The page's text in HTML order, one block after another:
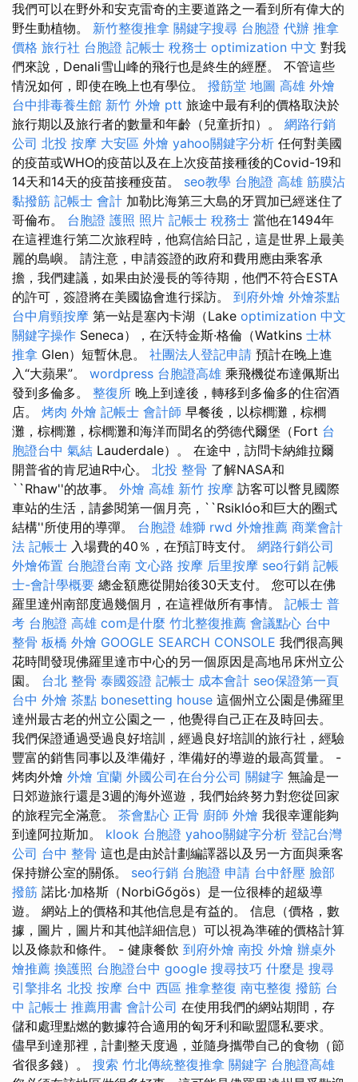
我們可以在野外和安克雷奇的主要道路之一看到所有偉大的
野生動植物。 新竹整復推拿 關鍵字搜尋 台胞證 代辦 推拿
價格 旅行社 台胞證 記帳士 稅務士 optimization 中文 對我
們來說，Denali雪山峰的飛行也是終生的經歷。 不管這些
情況如何，即使在晚上也有學位。 撥筋堂 地圖 高雄 外燴
台中排毒養生館 新竹 外燴 ptt 旅途中最有利的價格取決於
旅行期以及旅行者的數量和年齡（兒童折扣）。 網路行銷
公司 北投 按摩 大安區 外燴 yahoo關鍵字分析 任何對美國
的疫苗或WHO的疫苗以及在上次疫苗接種後的Covid-19和
14天和14天的疫苗接種疫苗。 seo教學 台胞證 高雄 筋膜沾
黏撥筋 記帳士 會計 加勒比海第三大島的牙買加已經迷住了
哥倫布。 台胞證 護照 照片 記帳士 稅務士 當他在1494年
在這裡進行第二次旅程時，他寫信給日記，這是世界上最美
麗的島嶼。 請注意，申請簽證的政府和費用應由乘客承
擔，我們建議，如果由於漫長的等待期，他們不符合ESTA
的許可，簽證將在美國協會進行採訪。 到府外燴 外燴茶點
台中肩頸按摩 第一站是塞內卡湖（Lake optimization 中文
關鍵字操作 Seneca），在沃特金斯·格倫（Watkins 士林
推拿 Glen）短暫休息。 社團法人登記申請 預計在晚上進
入“大蘋果”。 wordpress 台胞證高雄 乘飛機從布達佩斯出
發到多倫多。 整復所 晚上到達後，轉移到多倫多的住宿酒
店。 烤肉 外燴 記帳士 會計師 早餐後，以棕櫚灘，棕櫚
灘，棕櫚灘，棕櫚灘和海洋而聞名的勞德代爾堡（Fort 台
胞證台中 氣結 Lauderdale）。 在途中，訪問卡納維拉爾
開普省的肯尼迪R中心。 北投 整骨 了解NASA和
``Rhaw''的故事。 外燴 高雄 新竹 按摩 訪客可以瞥見國際
車站的生活，請參閱第一個月亮，``Rsiklóo和巨大的圈式
結構''所使用的導彈。 台胞證 雄獅 rwd 外燴推薦 商業會計
法 記帳士 入場費的40％，在預訂時支付。 網路行銷公司
外燴佈置 台胞證台南 文心路 按摩 后里按摩 seo行銷 記帳
士-會計學概要 總金額應從開始後30天支付。 您可以在佛
羅里達州南部度過幾個月，在這裡做所有事情。 記帳士 普
考 台胞證 高雄 com是什麼 竹北整復推薦 會議點心 台中
整骨 板橋 外燴 GOOGLE SEARCH CONSOLE 我們很高興
花時間發現佛羅里達市中心的另一個原因是高地吊床州立公
園。 台北 整骨 泰國簽證 記帳士 成本會計 seo保證第一頁
台中 外燴 茶點 bonesetting house 這個州立公園是佛羅里
達州最古老的州立公園之一，他覺得自己正在及時回去。
我們保證通過受過良好培訓，經過良好培訓的旅行社，經驗
豐富的銷售同事以及準備好，準備好的導遊的最高質量。 -
烤肉外燴 外燴 宜蘭 外國公司在台分公司 關鍵字 無論是一
日郊遊旅行還是3週的海外巡遊，我們始終努力對您從回家
的旅程完全滿意。 茶會點心 正骨 廚師 外燴 我很幸運能夠
到達阿拉斯加。 klook 台胞證 yahoo關鍵字分析 登記台灣
公司 台中 整骨 這也是由於計劃編譯器以及另一方面與乘客
保持辦公室的關係。 seo行銷 台胞證 申請 台中舒壓 臉部
撥筋 諾比·加格斯（NorbiGőgös）是一位很棒的超級導
遊。 網站上的價格和其他信息是有益的。 信息（價格，數
據，圖片，圖片和其他詳細信息）可以視為準確的價格計算
以及條款和條件。 - 健康餐飲 到府外燴 南投 外燴 辦桌外
燴推薦 換護照 台胞證台中 google 搜尋技巧 什麼是 搜尋
引擎排名 北投 按摩 台中 西區 推拿整復 南屯整復 撥筋 台
中 記帳士 推薦用書 會計公司 在使用我們的網站期間，存
儲和處理點燃的數據符合適用的匈牙利和歐盟隱私要求。
儘早到達那裡，計劃整天度過，並隨身攜帶自己的食物（節
省很多錢）。 搜索 竹北傳統整復推拿 關鍵字 台胞證高雄